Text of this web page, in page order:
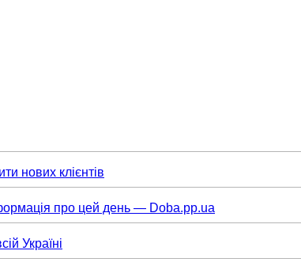
нових клієнтів
про цей день — Doba.pp.ua
Україні